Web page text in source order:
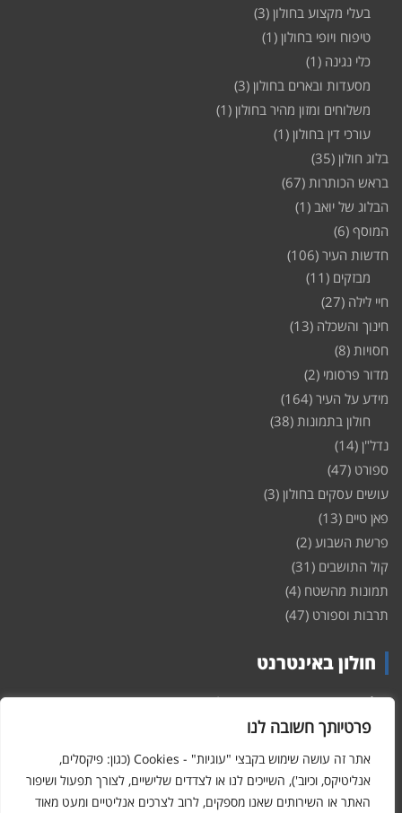
פרטיותך חשובה לנו
אתר זה עושה שימוש בקבצי "עוגיות" - Cookies (כגון: פיקסלים,
אנליטיקס, וכיוב'), השייכים לנו או לצדדים שלישיים, לצורך תפעול ושיפור
האתר או השירותים שאנו מספקים, לרוב לצרכים אנליטיים ומעט מאוד
בעלי מקצוע בחולון (3)
טיפוח ויופי בחולון (1)
כלי נגינה (1)
מסעדות ובארים בחולון (3)
משלוחים ומזון מהיר בחולון (1)
עורכי דין בחולון (1)
בלוג חולון (35)
בראש הכותרות (67)
הבלוג של יואב (1)
המוסף (6)
חדשות העיר (106)
מבזקים (11)
חיי לילה (27)
חינוך והשכלה (13)
חסויות (8)
מדור פרסומי (2)
מידע על העיר (164)
חולון בתמונות (38)
נדל"ן (14)
ספורט (47)
עושים עסקים בחולון (3)
פאן טיים (13)
פרשת השבוע (2)
קול התושבים (31)
תמונות מהשטח (4)
תרבות וספורט (47)
חולון באינטרנט
חולוןבאינטרנט – האתר שמביא לכם עדכונים ומידע מהשטח מהעיר
חולון. במה פתוחה לקול תושבי חולון באינטרנט, מידע על
ופרוייקטים חדשים בעיר, חיי לילה, וכן טורי דעה, עסקים בחולון, ודיונים על
הנעשה בעיר. אתם מוזמנים ומוזמנות להשתתף בדיון ולשלוח לנו כתבות
ואף להגיב על הכתבות המפורסמות באתר.